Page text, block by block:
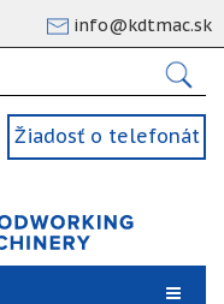
info@kdtmac.sk
Žiadosť o telefonát